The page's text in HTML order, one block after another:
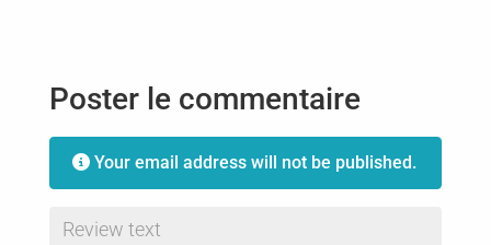
Poster le commentaire
Your email address will not be published.